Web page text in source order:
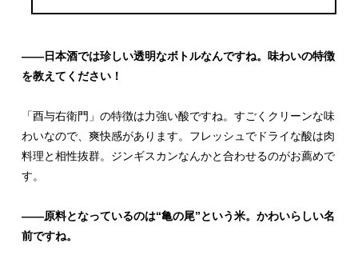
――日本酒では珍しい透明なボトルなんですね。味わいの特徴
を教えてください！
「酉与右衛門」の特徴は力強い酸ですね。すごくクリーンな味
わいなので、爽快感があります。フレッシュでドライな酸は肉
料理と相性抜群。ジンギスカンなんかと合わせるのがお薦めで
す。
――原料となっているのは“亀の尾”という米。かわいらしい名
前ですね。